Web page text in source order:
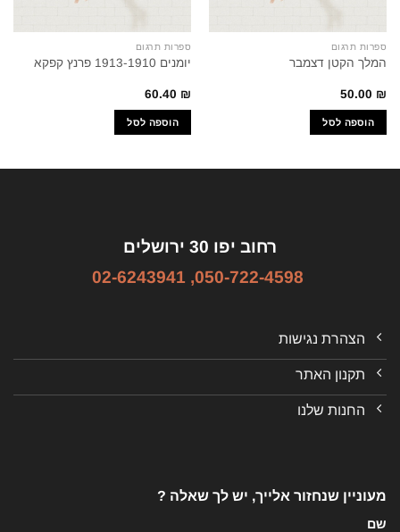
ספרות תרגום
המלך הקטן דצמבר
50.00 ₪
הוספה לסל
ספרות תרגום
יומנים 1913-1910 פרנץ קפקא
60.40 ₪
הוספה לסל
רחוב יפו 30 ירושלים
050-722-4598
,
02-6243941
הצהרת נגישות
תקנון האתר
החנות שלנו
מעוניין שנחזור אלייך, יש לך שאלה ?
שם